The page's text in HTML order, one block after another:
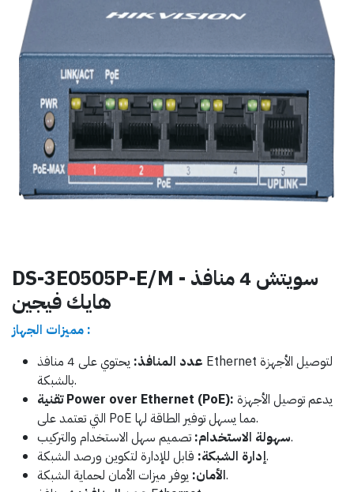
DS-3E0505P-E/M - سويتش 4 منافذ
هايك فيجين
مميزات الجهاز :
عدد المنافذ:
يحتوي على 4 منافذ Ethernet لتوصيل الأجهزة
بالشبكة.
تقنية Power over Ethernet (PoE): يدعم توصيل الأجهزة
التي تعتمد على PoE مما يسهل توفير الطاقة لها.
سهولة الاستخدام:تصميم سهل الاستخدام والتركيب.
إدارة الشبكة:قابل للإدارة لتكوين ورصد الشبكة.
الأمان:يوفر ميزات الأمان لحماية الشبكة.